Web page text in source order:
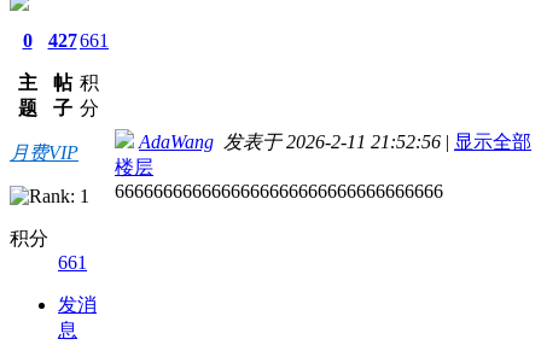
0
主
题
427
帖
子
661
积
分
月费VIP
积分
661
发消
息
AdaWang 发表于 2026-2-11 21:52:56 | 显示全部
楼层
6666666666666666666666666666666666